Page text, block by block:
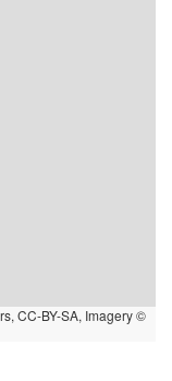
CC-BY-SA, Imagery ©